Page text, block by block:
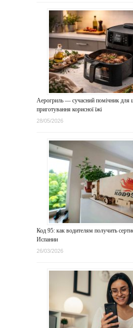
Аерогриль — сучасний помічник для
приготування корисної їжі
28/05/2026
Код 95: как водителям получить
Испании
26/03/2026